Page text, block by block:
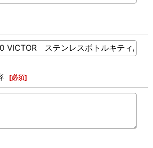
[必須]